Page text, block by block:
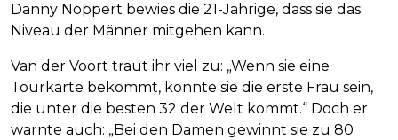
Danny Noppert bewies die 21-Jährige, dass sie das
Niveau der Männer mitgehen kann.
Van der Voort traut ihr viel zu: „Wenn sie eine
Tourkarte bekommt, könnte sie die erste Frau sein,
die unter die besten 32 der Welt kommt.“ Doch er
warnte auch: „Bei den Damen gewinnt sie zu 80